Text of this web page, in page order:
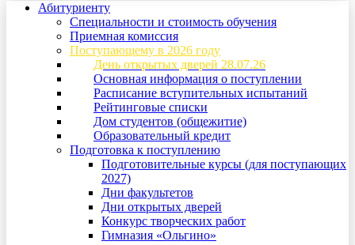
Абитуриенту
Специальности и стоимость обучения
Приемная комиссия
Поступающему в 2026 году
День открытых дверей 28.07.26
Основная информация о поступлении
Расписание вступительных испытаний
Рейтинговые списки
Дом студентов (общежитие)
Образовательный кредит
Подготовка к поступлению
Подготовительные курсы (для поступающих
2027)
Дни факультетов
Дни открытых дверей
Конкурс творческих работ
Гимназия «Ольгино»